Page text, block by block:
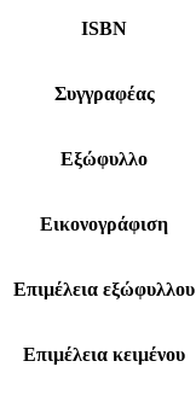
ISBN
Συγγραφέας
Εξώφυλλο
Εικονογράφιση
Επιμέλεια εξώφυλλου
Επιμέλεια κειμένου